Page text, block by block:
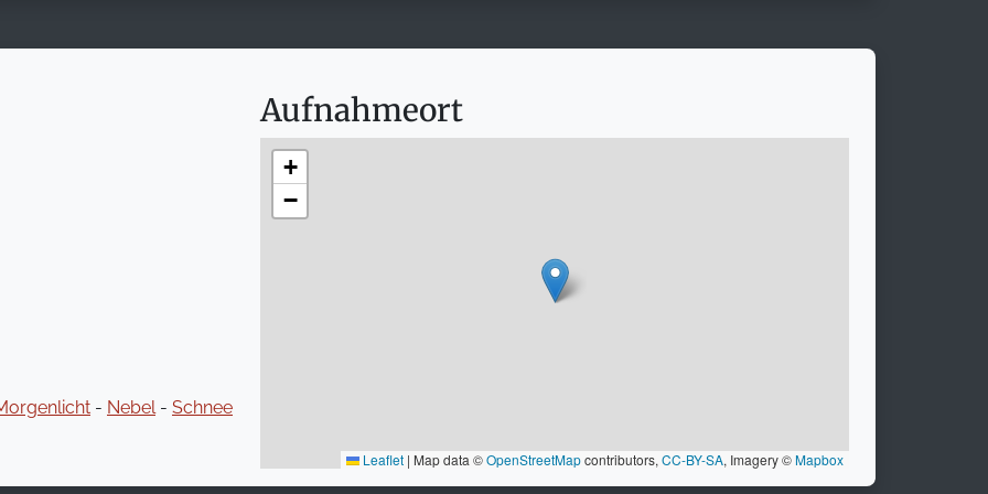
- Nebel- Schnee
Aufnahmeort
+
−
Leaflet | Map data ©OpenStreetMapcontributors, CC-BY-SA, Imagery ©Mapbox